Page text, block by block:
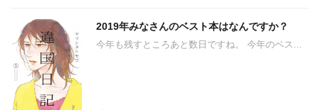
2019年みなさんのベスト本はなんですか？
今年も残すところあと数日ですね。 今年のベス...